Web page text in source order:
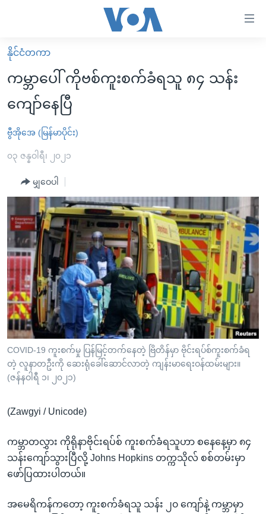
လွယ်ကူ
စေ
များ
ပင်မ
ကြည့်
ရန်
ပင်မ
အ
ညွန်း
စာမျက်နှာ
သို့
ကျော်
ကြည့်
ရန်
ရှာဖွေ
နေရာ
ကျော်
ရန်
မူလစာမျက်နှာ
မြန်မာ
ကမ္ဘာ့သတင်းများ
နိုင်ငံတကာ
အမေရိကန်
အစ္စရေး-ပါလက်စတိုင်း
ဗွီဒီယို
သတင်းလွတ်လပ်ခွင့်
အင်္ဂလိပ်စာလေ့လာမယ်
အမေရိကန်သုံးအီဒီယံ
မကြေးမုံရဲ့ အင်္ဂလိပ်စာ
ရုပ်ရှင်ထဲက အင်္ဂလိပ်စာ
သုတပဒေသာ အင်္ဂလိပ်စာ
အပတ်စဉ်ကဏ္ဍများ
ရေဒီယို
တီဗွီ
ရေဒီယိုနှင့်ရုပ်သံ အချက်အလက်များ
ရေဒီယို/တီဗွီအစီအစဉ်
Learning English
ဗွီအိုအေ လူမှုကွန်ယက်များ
ဘာသာစကားများ
နိုင်ငံတကာ
ကမ္ဘာပေါ် ကိုဗစ်ကူးစက်ခံရသူ ၈၄ သန်း
ကျော်နေပြီ
ဗွီအိုအေ (မြန်မာပိုင်း)
၀၃ ဇန္နဝါရီ၊ ၂၀၂၁
မျှဝေပါ
COVID-19 ကူးစက်မှု ပြန်မြင့်တက်နေတဲ့ ဗြိတိန်မှာ ဗိုင်းရပ်စ်ကူးစက်ခံရ
တဲ့ လူနာတဦးကို ဆေးရုံခေါ်ဆောင်လာတဲ့ ကျန်းမာရေးဝန်ထမ်းများ။
(ဇန်နဝါရီ ၁၊ ၂၀၂၁)
(Zawgyi / Unicode)
ကမ္ဘာတလွှား ကိုရိုနာဗိုင်းရပ်စ် ကူးစက်ခံရသူဟာ စနေနေ့မှာ ၈၄
သန်းကျော်သွားပြီလို့ Johns Hopkins တက္ကသိုလ် စစ်တမ်းမှာ
ဖော်ပြထားပါတယ်။
အမေရိကန်ကတော့ ကူးစက်ခံရသူ သန်း ၂၀ ကျော်နဲ့ ကမ္ဘာမှာ